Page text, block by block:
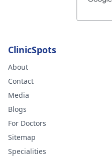
ClinicSpots
About
Contact
Media
Blogs
For Doctors
Sitemap
Specialities